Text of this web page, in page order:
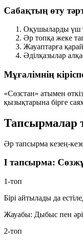
Сабақтың өту
Оқушыларды үш
Әр топқа жеке
Жауаптарға
Әділқазылар
Мұғалімнің
«Сөзстан» атымен
қызықтарына бірге
Тапсырмалар
Әр тапсырма кезең-
I тапсырма:
1-топ
Бірі айтылады да
Жауабы: Дыбыс пен
2-топ